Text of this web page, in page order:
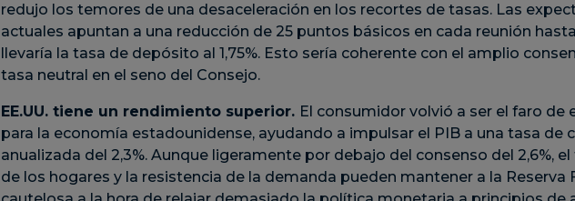
redujo los temores de una desaceleración en los recortes de tasas. Las
actuales apuntan a una reducción de 25 puntos básicos en cada reunión
llevaría la tasa de depósito al 1,75%. Esto sería coherente con el amplio
tasa neutral en el seno del Consejo.
EE.UU. tiene un rendimiento superior. El consumidor volvió a ser el faro de
para la economía estadounidense, ayudando a impulsar el PIB a una tasa de
anualizada del 2,3%. Aunque ligeramente por debajo del consenso del 2,6%,
de los hogares y la resistencia de la demanda pueden mantener a la Reserva